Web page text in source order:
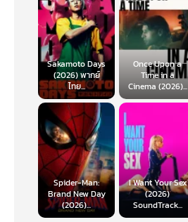
Sakamoto Days
(2026) พากย์
ไทย...
Once Upon a
Time in a
Cinema (2026)...
Spider-Man:
Brand New Day
(2026)...
I Want Your Sex
(2026)
SoundTrack...